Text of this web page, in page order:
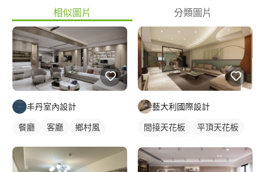
相似圖片 分類圖片
丰丹室內設計
餐廳 客廳 鄉村風
藝大利國際設計
間接天花板
平頂天花板